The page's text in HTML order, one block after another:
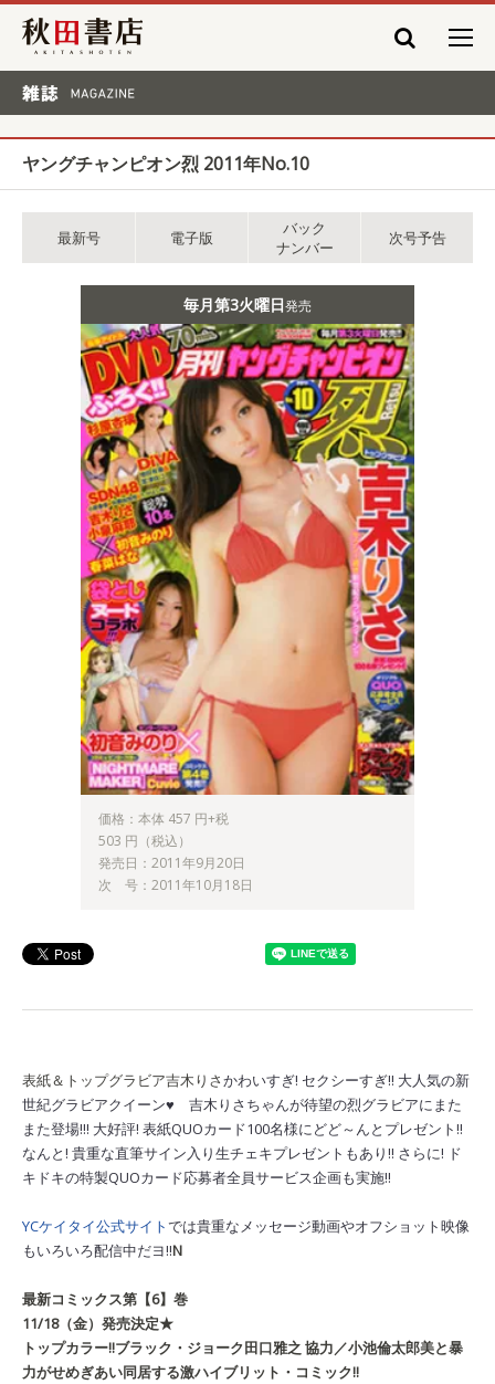
秋田書店
ヤングチャンピオン烈 2011年No.10
最新号 電子版
バック
ナンバー
次号予告
毎月第3火曜日発売
価格：本体 457 円+税
503 円（税込）
発売日：2011年9月20日
次 号：2011年10月18日
表紙＆トップグラビア吉木りさかわいすぎ! セクシーすぎ!! 大人気の新
世紀グラビアクイーン♥ 吉木りさちゃんが待望の烈グラビアにまた
また登場!!! 大好評! 表紙QUOカード100名様にどど～んとプレゼント!!
なんと! 貴重な直筆サイン入り生チェキプレゼントもあり!! さらに! ド
キドキの特製QUOカード応募者全員サービス企画も実施!!
YCケイタイ公式サイトでは貴重なメッセージ動画やオフショット映像
もいろいろ配信中だヨ!!N
最新コミックス第【6】巻
11/18（金）発売決定★
トップカラー!!ブラック・ジョーク田口雅之 協力／小池倫太郎美と暴
力がせめぎあい同居する激ハイブリット・コミック!!